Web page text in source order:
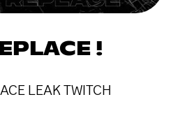
!
LEAK TWITCH